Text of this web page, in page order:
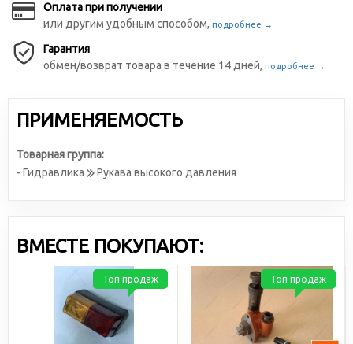
Оплата при получении
или другим удобным способом, подробнее →
Гарантия
обмен/возврат товара в течение 14 дней, подробнее →
ПРИМЕНЯЕМОСТЬ
Товарная группа:
- Гидравлика
Рукава высокого давления
ВМЕСТЕ ПОКУПАЮТ:
Топ продаж Топ продаж